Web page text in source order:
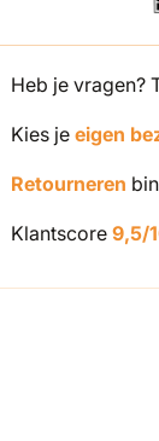
Heb je vragen?
Kies je eigen
Retourneren
Klantscore9,5/